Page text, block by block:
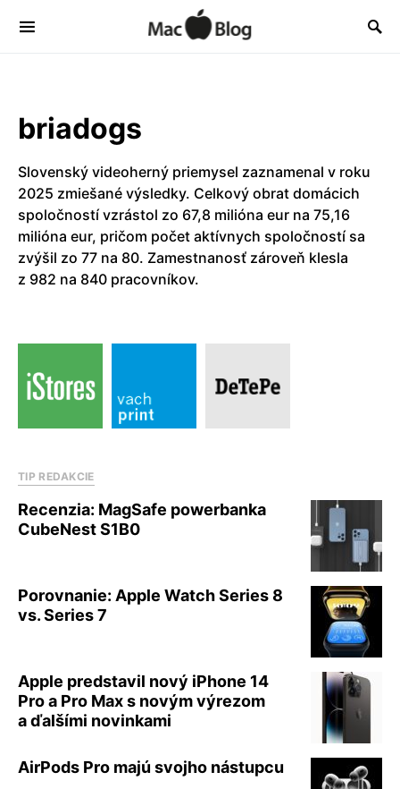
briadogs
Slovenský videoherný priemysel zaznamenal v roku
2025 zmiešané výsledky. Celkový obrat domácich
spoločností vzrástol zo 67,8 milióna eur na 75,16
milióna eur, pričom počet aktívnych spoločností sa
zvýšil zo 77 na 80. Zamestnanosť zároveň klesla
z 982 na 840 pracovníkov.
TIP REDAKCIE
Recenzia: MagSafe powerbanka
CubeNest S1B0
Porovnanie: Apple Watch Series 8
vs. Series 7
Apple predstavil nový iPhone 14
Pro a Pro Max s novým výrezom
a ďalšími novinkami
AirPods Pro majú svojho nástupcu